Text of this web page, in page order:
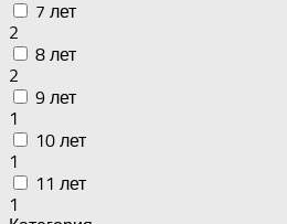
7 лет
2
8 лет
2
9 лет
1
10 лет
1
11 лет
1